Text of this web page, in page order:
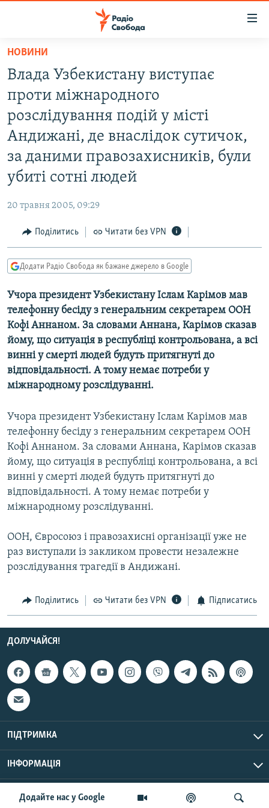
Перейти
основного
матеріалу
Перейти
до
основної
навігації
Перейти
до
РАДІО СВОБОДА – 70 РОКІВ
ВСЕ ЗА ДОБУ
СТАТТІ
СУСПІЛЬСТВО
УКРАЇНА
СВІТ
ВІЙНА
РОСІЙСЬКА «ФІЛЬТРАЦІЯ»
ДОНБАС.РЕАЛІЇ
СХЕМИ
КИТАЙ.ВИКЛИКИ
ФОТО
СПЕЦПРОЄКТИ
ПОДКАСТИ
КРИМ РЕАЛІЇ
УКР
КТАТ
ДОЛУЧАЙСЯ!
Усі сайти RFE/RL
Додайте нас у Google
НОВИНИ
Влада Узбекистану виступає
проти міжнародного
розслідування подій у місті
Андижані, де внаслідок сутичок,
за даними правозахисників, були
убиті сотні людей
20 травня 2005, 09:29
Поділитись Читати без VPN
Додати Радіо Свобода як бажане джерело в Google
Учора президент Узбекистану Іслам Карімов мав
телефонну бесіду з генеральним секретарем ООН
Кофі Аннаном. За словами Аннана, Карімов сказав
йому, що ситуація в республіці контрольована, а всі
винні у смерті людей будуть притягнуті до
відповідальності. А тому немає потреби у
міжнародному розслідуванні.
Учора президент Узбекистану Іслам Карімов мав
телефонну бесіду з генеральним секретарем ООН
Кофі Аннаном. За словами Аннана, Карімов сказав
йому, що ситуація в республіці контрольована, а всі
винні у смерті людей будуть притягнуті до
відповідальності. А тому немає потреби у
міжнародному розслідуванні.
ООН, Євросоюз і правозахисні організації уже не
раз виступали із закликом провести незалежне
розслідування трагедії в Андижані.
Поділитись Читати без VPN Підписатись
ДОЛУЧАЙСЯ!
ПІДТРИМКА
ІНФОРМАЦІЯ
© Радіо Свобода, 2026 | Усі права застережено.
UTC+3